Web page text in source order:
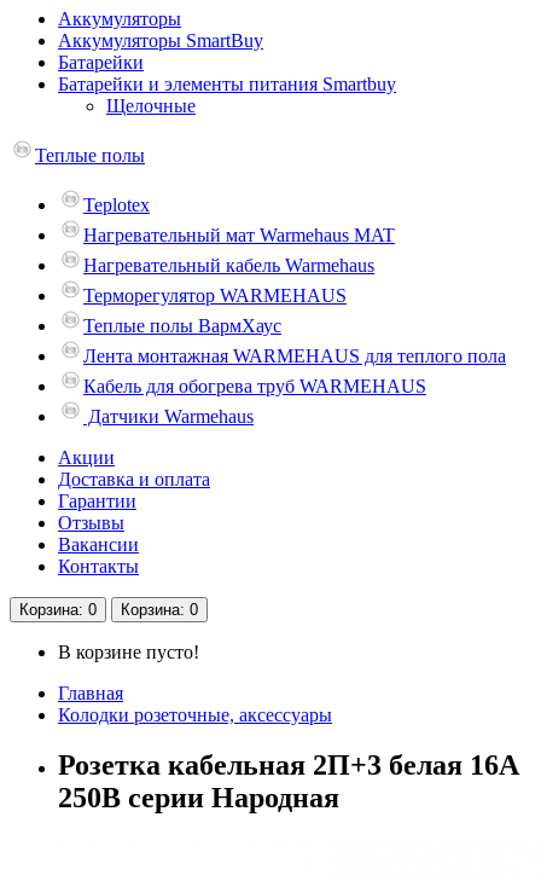
Аккумуляторы
Аккумуляторы SmartBuy
Батарейки
Батарейки и элементы питания Smartbuy
Щелочные
Теплые полы
Teplotex
Нагревательный мат Warmehaus MAT
Нагревательный кабель Warmehaus
Терморегулятор WARMEHAUS
Теплые полы ВармХаус
Лента монтажная WARMEHAUS для теплого пола
Кабель для обогрева труб WARMEHAUS
Датчики Warmehaus
Акции
Доставка и оплата
Гарантии
Отзывы
Вакансии
Контакты
Корзина: 0 Корзина: 0
В корзине пусто!
Главная
Колодки розеточные, аксессуары
Розетка кабельная 2П+3 белая 16А
250B серии Народная